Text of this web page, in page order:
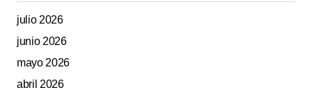
julio 2026
junio 2026
mayo 2026
abril 2026